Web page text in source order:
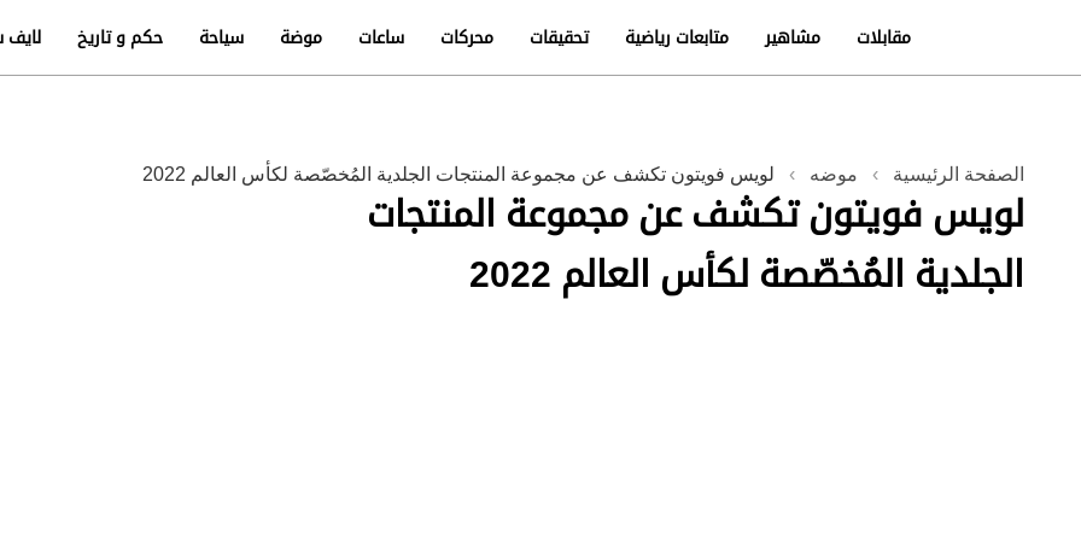
لايف حكم و تاريخ سياحة موضة ساعات محركات تحقيقات متابعات رياضية مشاهير مقابلات
الصفحة الرئيسية › موضه › لويس فويتون تكشف عن مجموعة المنتجات الجلدية المُخصّصة لكأس العالم 2022
لويس فويتون تكشف عن مجموعة المنتجات
الجلدية المُخصّصة لكأس العالم 2022